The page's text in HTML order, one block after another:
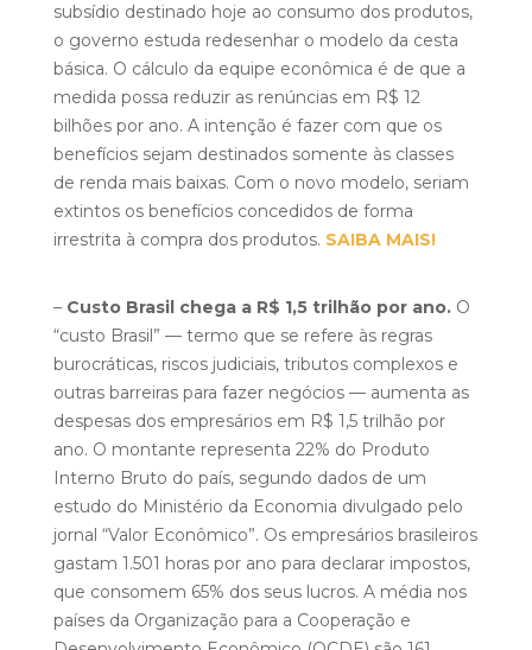
subsídio destinado hoje ao consumo dos produtos,
o governo estuda redesenhar o modelo da cesta
básica. O cálculo da equipe econômica é de que a
medida possa reduzir as renúncias em R$ 12
bilhões por ano. A intenção é fazer com que os
benefícios sejam destinados somente às classes
de renda mais baixas. Com o novo modelo, seriam
extintos os benefícios concedidos de forma
irrestrita à compra dos produtos. SAIBA MAIS!
– Custo Brasil chega a R$ 1,5 trilhão por ano.O
“custo Brasil” — termo que se refere às regras
burocráticas, riscos judiciais, tributos complexos e
outras barreiras para fazer negócios — aumenta as
despesas dos empresários em R$ 1,5 trilhão por
ano. O montante representa 22% do Produto
Interno Bruto do país, segundo dados de um
estudo do Ministério da Economia divulgado pelo
jornal “Valor Econômico”. Os empresários brasileiros
gastam 1.501 horas por ano para declarar impostos,
que consomem 65% dos seus lucros. A média nos
países da Organização para a Cooperação e